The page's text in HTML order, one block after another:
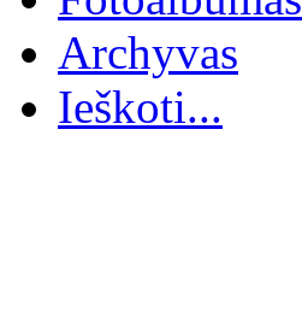
Archyvas
Ieškoti...